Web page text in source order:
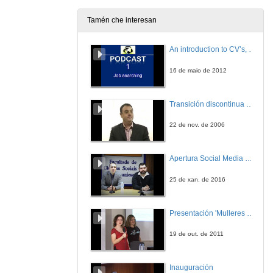
Ronda de preguntas
19 de xul. de 2011
Tamén che interesan
An introduction to CV’s, letters, and job searching
16 de maio de 2012
22 de nov. de 2006
Apertura Social Media Day 2016
25 de xan. de 2016
19 de out. de 2011
Inauguración